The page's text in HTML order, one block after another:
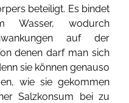
beteiligt. Es bindet
Wasser, wodurch
auf der
denen darf man sich
sie können genauso
wie sie gekommen
Salzkonsum bei zu